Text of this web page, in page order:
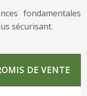
fondamentales
sécurisant.
DE VENTE